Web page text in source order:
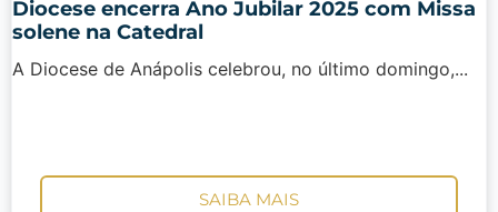
Diocese encerra Ano Jubilar 2025 com Missa
solene na Catedral
A Diocese de Anápolis celebrou, no último domingo,...
SAIBA MAIS